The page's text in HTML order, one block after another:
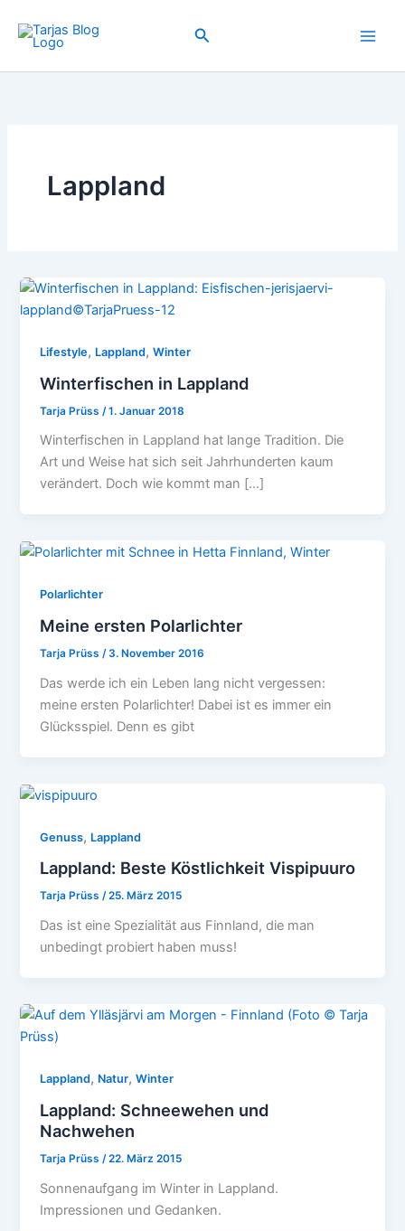
Inhalt
springen
Suchen
Lappland
Lifestyle, Lappland,Winter
Winterfischen in Lappland
Tarja Prüss /1. Januar 2018
Winterfischen in Lappland hat lange Tradition. Die
Art und Weise hat sich seit Jahrhunderten kaum
verändert. Doch wie kommt man […]
Polarlichter
Meine ersten Polarlichter
Tarja Prüss/3. November 2016
Das werde ich ein Leben lang nicht vergessen:
meine ersten Polarlichter! Dabei ist es immer ein
Glücksspiel. Denn es gibt
Genuss, Lappland
Lappland: Beste Köstlichkeit Vispipuuro
Tarja Prüss/25. März 2015
Das ist eine Spezialität aus Finnland, die man
unbedingt probiert haben muss!
Lappland, Natur,Winter
Lappland: Schneewehen und
Nachwehen
Tarja Prüss /22. März 2015
Sonnenaufgang im Winter in Lappland.
Impressionen und Gedanken.